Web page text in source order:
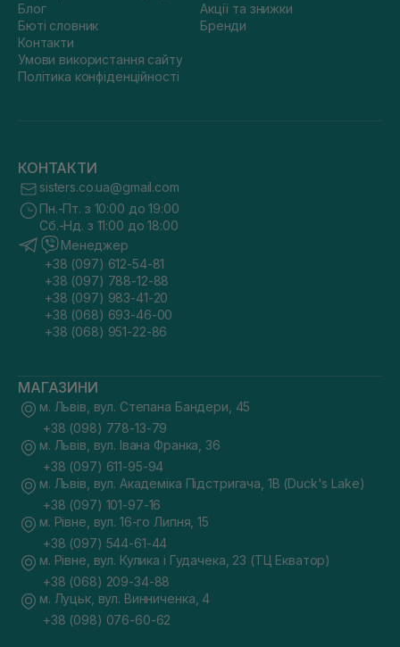
Блог
Бюті словник
Контакти
Умови використання сайту
Політика конфіденційності
Акції та знижки
Бренди
КОНТАКТИ
sisters.co.ua@gmail.com
Пн.-Пт. з 10:00 до 19:00
Сб.-Нд. з 11:00 до 18:00
Менеджер
+38 (097) 612-54-81
+38 (097) 788-12-88
+38 (097) 983-41-20
+38 (068) 693-46-00
+38 (068) 951-22-86
МАГАЗИНИ
м. Львів, вул. Степана Бандери, 45
+38 (098) 778-13-79
м. Львів, вул. Івана Франка, 36
+38 (097) 611-95-94
м. Львів, вул. Академіка Підстригача, 1В (Duck's Lake)
+38 (097) 101-97-16
м. Рівне, вул. 16-го Липня, 15
+38 (097) 544-61-44
м. Рівне, вул. Кулика і Гудачека, 23 (ТЦ Екватор)
+38 (068) 209-34-88
м. Луцьк, вул. Винниченка, 4
+38 (098) 076-60-62